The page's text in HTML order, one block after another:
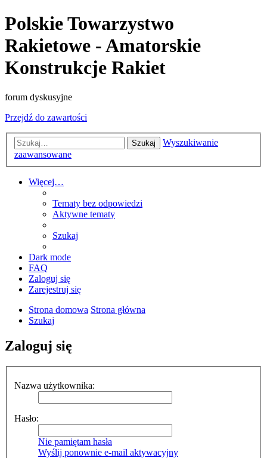
Polskie Towarzystwo
Rakietowe - Amatorskie
Konstrukcje Rakiet
forum dyskusyjne
Przejdź do zawartości
Szukaj
Wyszukiwanie
zaawansowane
Więcej…
Tematy bez odpowiedzi
Aktywne tematy
Szukaj
Dark mode
FAQ
Zaloguj się
Zarejestruj się
Strona domowa Strona główna
Szukaj
Zaloguj się
Nazwa użytkownika:
Hasło:
Nie pamiętam hasła
Wyślij ponownie e-mail aktywacyjny